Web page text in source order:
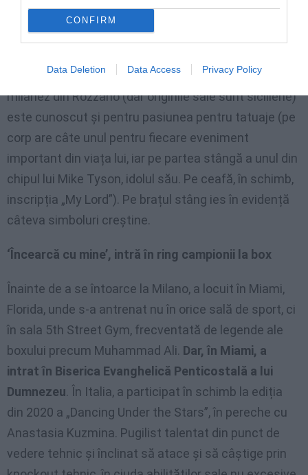
CONFIRM
Data Deletion Data Access Privacy Policy
Scardina și-a făcut un nume nu doar în ring, ci și
pentru că s-a logodit cu prezentatoarea TV Diletta
întâlniri de box. Poreclit „King Toretto”, boxerul
milanez din Rozzano (dar originile sale sunt siciliene)
este cunoscut și pentru pasiunea pentru tatuaje (pe
corp are câte unul pentru fiecare eveniment
important din viața lui, iar pe partea stângă a unul din
chipul lui Mike Tyson, idolul său. Pe ceafă, în schimb,
inscripția „My Lord”). Pe brațul stâng ies în evidență
câteva simboluri creștine.
‘Încearcă cu mine’, intră în ring campionii la box
Înainte de a se întoarce la Milano, a locuit în Miami,
Florida, unde s-a antrenat nu în orice sală de sport, ci
în sala 5th Street Gym, frecventată de legende ale
boxului precum Muhammad Ali. Dar, în Miami, a
intrat în Biserica Evanghelică Penticostală a lui
Dumnezeu. În Italia, a participat în schimb la ediția
din 2020 a „Dancing Under the Stars”, în pereche cu
Anastasia Kuzmina. Pugilist talentat din punct de
vedere tehnic și înclinat să atace și să câștige prin